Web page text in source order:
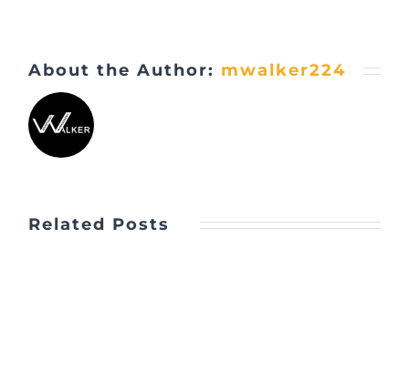
About the Author: mwalker224
Related Posts